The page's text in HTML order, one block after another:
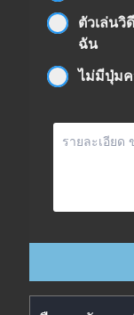
ตัวเล่นวิ
ฉัน
ไม่มีปุ่มค